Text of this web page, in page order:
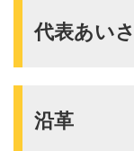
代表あい
沿革